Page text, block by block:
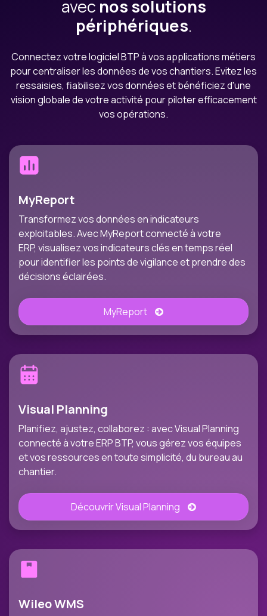
avec nos solutions
périphériques.
Connectez votre logiciel BTP à vos applications métiers
pour centraliser les données de vos chantiers. Evitez les
ressaisies, fiabilisez vos données et bénéficiez d'une
vision globale de votre activité pour piloter efficacement
vos opérations.
MyReport
Transformez vos données en indicateurs
exploitables. Avec MyReport connecté à votre
ERP, visualisez vos indicateurs clés en temps réel
pour identifier les points de vigilance et prendre des
décisions éclairées.
MyReport
Visual Planning
Planifiez, ajustez, collaborez : avec Visual Planning
connecté à votre ERP BTP, vous gérez vos équipes
et vos ressources en toute simplicité, du bureau au
chantier.
Découvrir Visual Planning
Wileo WMS